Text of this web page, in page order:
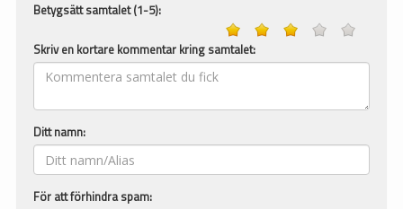
Betygsätt samtalet (1-5):
Skriv en kortare kommentar kring samtalet:
Ditt namn:
För att förhindra spam: